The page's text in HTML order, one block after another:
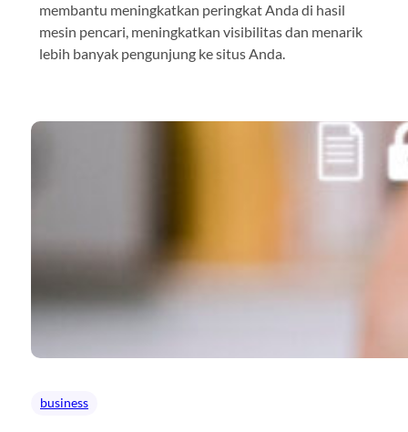
membantu meningkatkan peringkat Anda di hasil
mesin pencari, meningkatkan visibilitas dan menarik
lebih banyak pengunjung ke situs Anda.
business